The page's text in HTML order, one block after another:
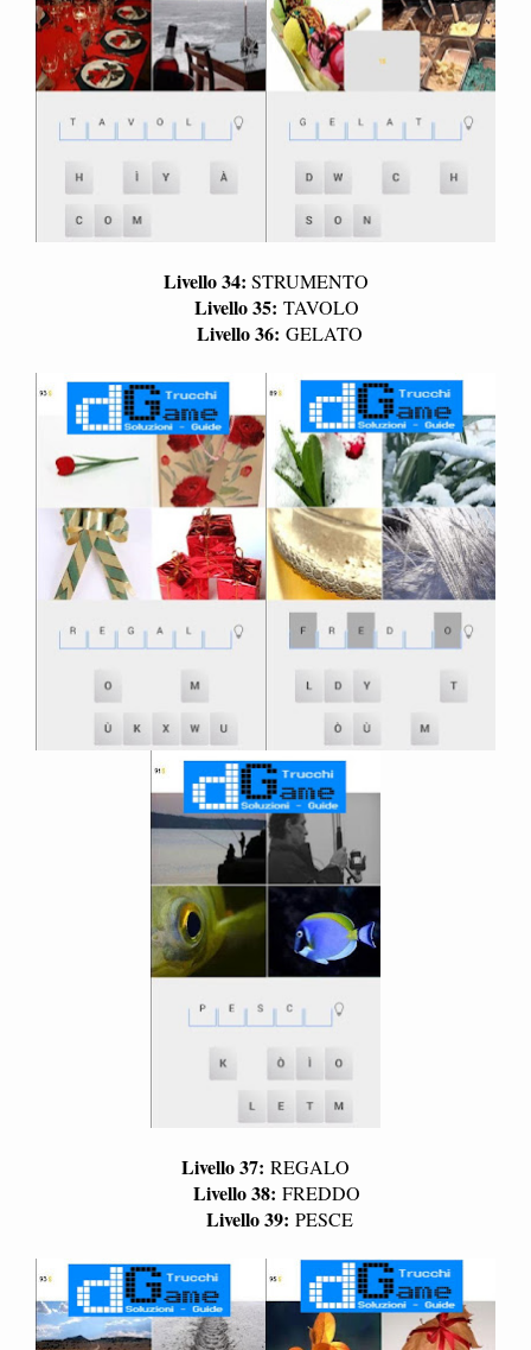
Livello 34: STRUMENTO
Livello 35: TAVOLO
Livello 36: GELATO
Livello 37: REGALO
Livello 38: FREDDO
Livello 39: PESCE